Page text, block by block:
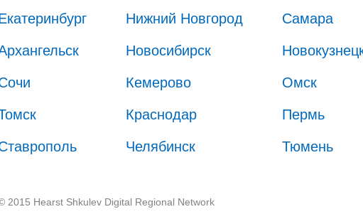
Нижний Новгород Самара
Новосибирск
Кемерово Омск
Краснодар Пермь
Челябинск Тюмень
2015 Hearst Shkulev Digital Regional Network